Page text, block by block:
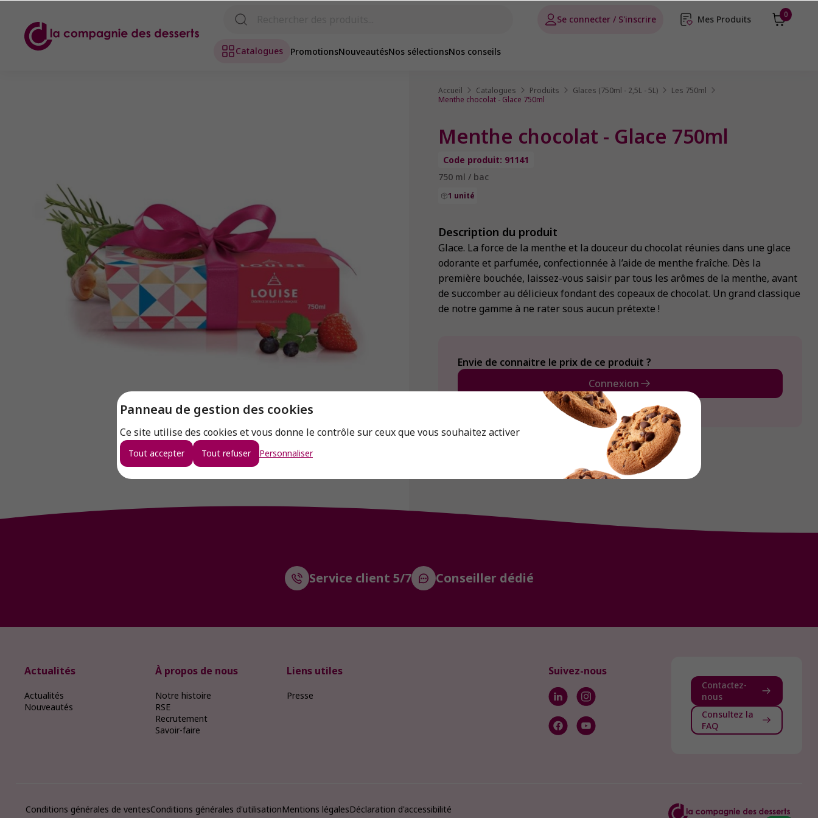
Panneau de gestion des cookies
Ce site utilise des cookies et vous donne le contrôle sur ceux que vous souhaitez activer
Tout accepter Tout refuser Personnaliser
Se connecter / S'inscrire 0
Mes Produits
Catalogues PromotionsNouveautésNos sélectionsNos conseils
Accueil Catalogues Produits Glaces (750ml - 2,5L - 5L)
Les 750ml
Menthe chocolat - Glace 750ml
Menthe chocolat - Glace 750ml
Code produit: 91141
750 ml / bac
1 unité
Description du produit
Glace. La force de la menthe et la douceur du chocolat réunies dans une glace
odorante et parfumée, confectionnée à l’aide de menthe fraîche. Dès la
première bouchée, laissez-vous saisir par tous les arômes de la menthe, avant
de succomber au délicieux fondant des copeaux de chocolat. Un grand classique
de notre gamme à ne rater sous aucun prétexte !
Envie de connaitre le prix de ce produit ?
Connexion
Créer un compte
Service client 5/7 Conseiller dédié
Actualités
Actualités
Nouveautés
À propos de nous
Notre histoire
RSE
Recrutement
Savoir-faire
Liens utiles
Presse
Suivez-nous
Contactez-
nous
Consultez la
FAQ
Conditions générales de ventesConditions générales d'utilisationMentions légalesDéclaration d'accessibilité